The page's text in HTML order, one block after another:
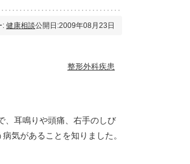
: 健康相談公開日:2009年08月23日
整形外科疾患
、耳鳴りや頭痛、右手のしび
気があることを知りました。